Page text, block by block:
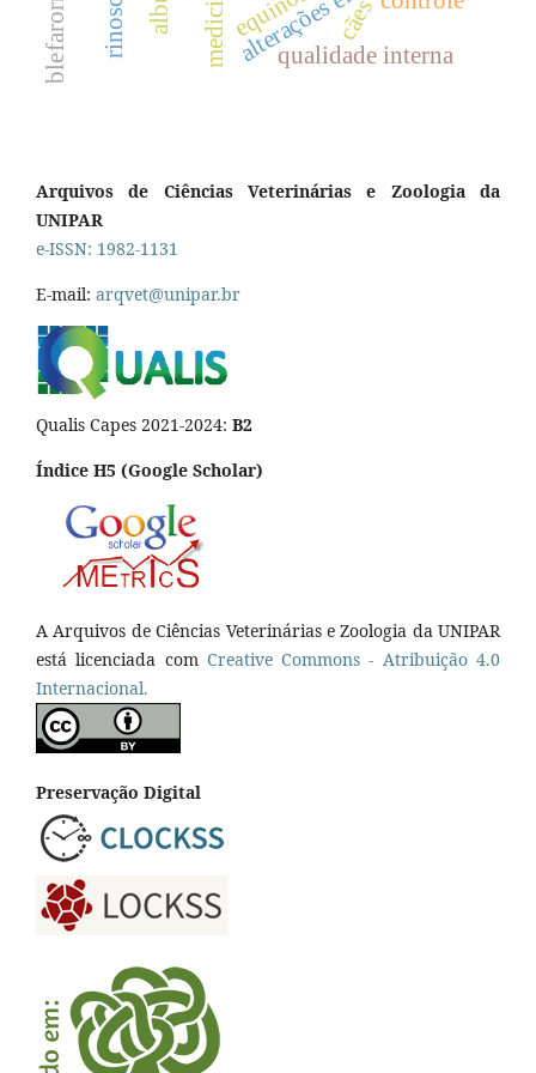
qualidade interna
cães
Arquivos de Ciências Veterinárias e Zoologia da
UNIPAR
e-ISSN: 1982-1131
E-mail: arqvet@unipar.br
Qualis Capes 2021-2024: B2
Índice H5 (Google Scholar)
A Arquivos de Ciências Veterinárias e Zoologia da UNIPAR
está licenciada com Creative Commons - Atribuição 4.0
Internacional.
Preservação Digital